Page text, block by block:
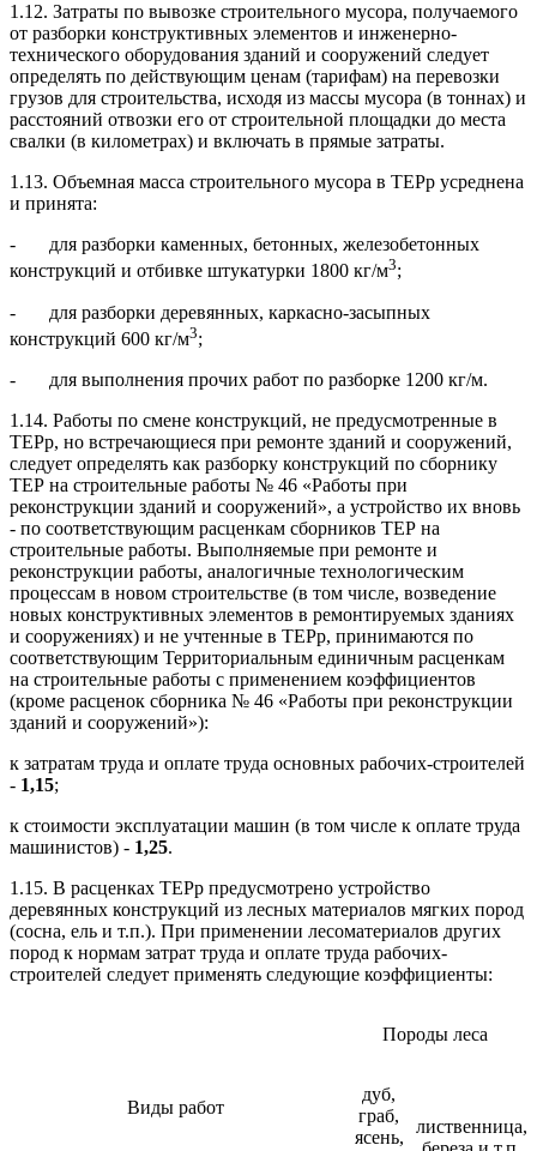
1.12. Затраты по вывозке строительного мусора, получаемого
от разборки конструктивных элементов и инженерно-
технического оборудования зданий и сооружений следует
определять по действующим ценам (тарифам) на перевозки
грузов для строительства, исходя из массы мусора (в тоннах) и
расстояний отвозки его от строительной площадки до места
свалки (в километрах) и включать в прямые затраты.
1.13. Объемная масса строительного мусора в ТЕРр усреднена
и принята:
- для разборки каменных, бетонных, железобетонных
конструкций и отбивке штукатурки 1800 кг/м3;
- для разборки деревянных, каркасно-засыпных
конструкций 600 кг/м3;
- для выполнения прочих работ по разборке 1200 кг/м.
1.14. Работы по смене конструкций, не предусмотренные в
ТЕРр, но встречающиеся при ремонте зданий и сооружений,
следует определять как разборку конструкций по сборнику
ТЕР на строительные работы № 46 «Работы при
реконструкции зданий и сооружений», а устройство их вновь
- по соответствующим расценкам сборников ТЕР на
строительные работы. Выполняемые при ремонте и
реконструкции работы, аналогичные технологическим
процессам в новом строительстве (в том числе, возведение
новых конструктивных элементов в ремонтируемых зданиях
и сооружениях) и не учтенные в ТЕРр, принимаются по
соответствующим Территориальным единичным расценкам
на строительные работы с применением коэффициентов
(кроме расценок сборника № 46 «Работы при реконструкции
зданий и сооружений»):
к затратам труда и оплате труда основных рабочих-строителей
- 1,15;
к стоимости эксплуатации машин (в том числе к оплате труда
машинистов) - 1,25.
1.15. В расценках ТЕРр предусмотрено устройство
деревянных конструкций из лесных материалов мягких пород
(сосна, ель и т.п.). При применении лесоматериалов других
пород к нормам затрат труда и оплате труда рабочих-
строителей следует применять следующие коэффициенты:
Виды работ
Породы леса
дуб,
граб,
ясень,
лиственница,